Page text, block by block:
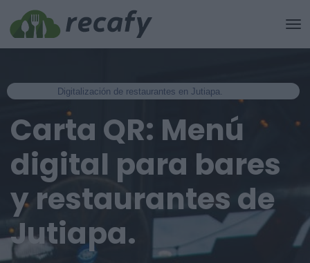
Digitalización de restaurantes en Jutiapa.
Carta QR: Menú
digital para bares
y restaurantes de
Jutiapa.